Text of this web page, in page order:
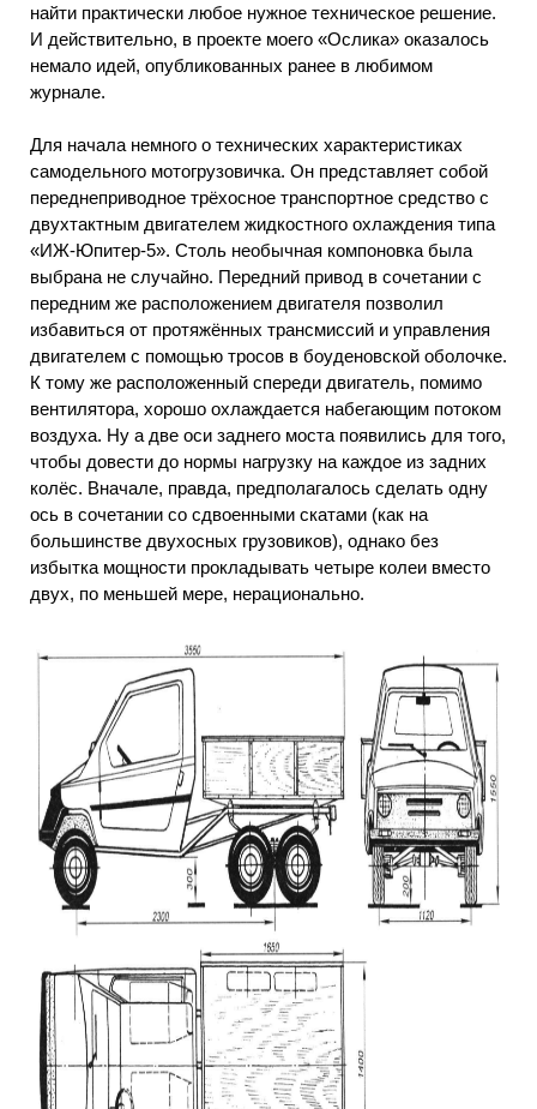
найти практически любое нужное техническое решение.
И действительно, в проекте моего «Ослика» оказалось
немало идей, опубликованных ранее в любимом
журнале.
Для начала немного о технических характеристиках
самодельного мотогрузовичка. Он представляет собой
переднеприводное трёхосное транспортное средство с
двухтактным двигателем жидкостного охлаждения типа
«ИЖ-Юпитер-5». Столь необычная компоновка была
выбрана не случайно. Передний привод в сочетании с
передним же расположением двигателя позволил
избавиться от протяжённых трансмиссий и управления
двигателем с помощью тросов в боуденовской оболочке.
К тому же расположенный спереди двигатель, помимо
вентилятора, хорошо охлаждается набегающим потоком
воздуха. Ну а две оси заднего моста появились для того,
чтобы довести до нормы нагрузку на каждое из задних
колёс. Вначале, правда, предполагалось сделать одну
ось в сочетании со сдвоенными скатами (как на
большинстве двухосных грузовиков), однако без
избытка мощности прокладывать четыре колеи вместо
двух, по меньшей мере, нерационально.